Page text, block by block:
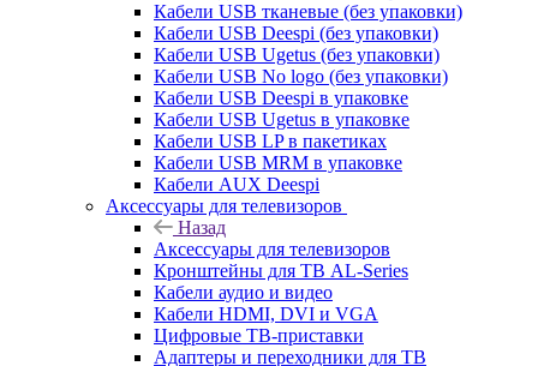
Кабели USB тканевые (без упаковки)
Кабели USB Deespi (без упаковки)
Кабели USB Ugetus (без упаковки)
Кабели USB No logo (без упаковки)
Кабели USB Deespi в упаковке
Кабели USB Ugetus в упаковке
Кабели USB LP в пакетиках
Кабели USB MRM в упаковке
Кабели AUX Deespi
Аксессуары для телевизоров
Назад
Аксессуары для телевизоров
Кронштейны для ТВ AL-Series
Кабели аудио и видео
Кабели HDMI, DVI и VGA
Цифровые ТВ-приставки
Адаптеры и переходники для ТВ